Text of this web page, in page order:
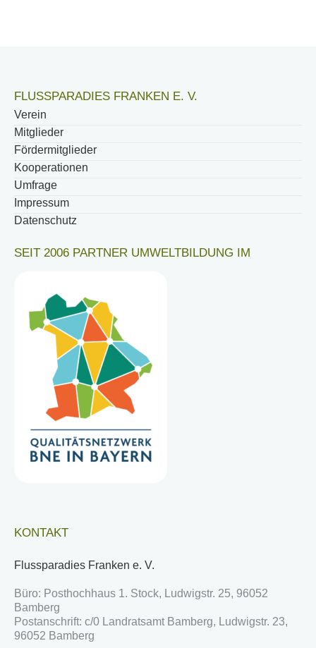
FLUSSPARADIES FRANKEN E. V.
Verein
Mitglieder
Fördermitglieder
Kooperationen
Umfrage
Impressum
Datenschutz
SEIT 2006 PARTNER UMWELTBILDUNG IM
KONTAKT
Flussparadies Franken e. V.
Büro: Posthochhaus 1. Stock, Ludwigstr. 25, 96052
Bamberg
Postanschrift: c/0 Landratsamt Bamberg, Ludwigstr. 23,
96052 Bamberg